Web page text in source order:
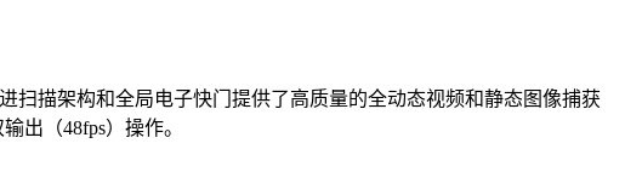
扫描架构和全局电子快门提供了高质量的全动态视频和静态图像捕获
出（48fps）操作。